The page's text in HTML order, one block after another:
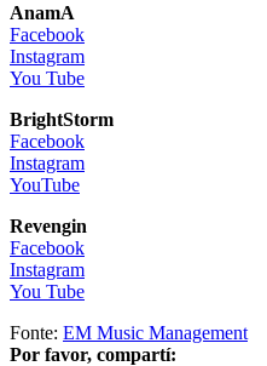
AnamA
Facebook
Instagram
You Tube
BrightStorm
Facebook
Instagram
YouTube
Revengin
Facebook
Instagram
You Tube
Fonte: EM Music Management
Por favor, compartí: